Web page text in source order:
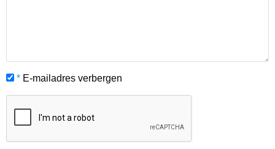
* E-mailadres verbergen